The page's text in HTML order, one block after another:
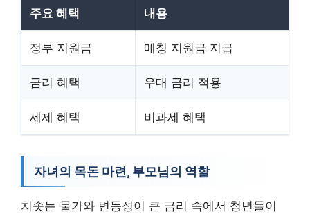
주요 혜택 내용
정부 지원금 매칭 지원금 지급
금리 혜택 우대 금리 적용
세제 혜택 비과세 혜택
자녀의 목돈 마련, 부모님의 역할
치솟는 물가와 변동성이 큰 금리 속에서 청년들이